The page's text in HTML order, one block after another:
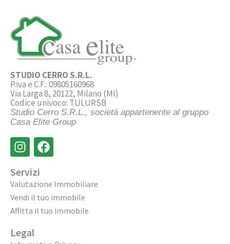
STUDIO CERRO S.R.L.
P.iva e C.F.: 09805160968
Via Larga 8, 20122, Milano (MI)
Codice univoco: TULURSB
Studio Cerro S.R.L., società appartenente al gruppo
Casa Elite Group
Servizi
Valutazione Immobiliare
Vendi il tuo immobile
Affitta il tuo immobile
Legal